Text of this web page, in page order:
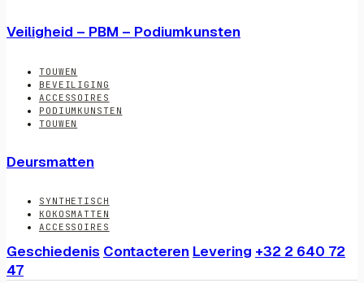
Veiligheid – PBM – Podiumkunsten
TOUWEN
BEVEILIGING
ACCESSOIRES
PODIUMKUNSTEN
TOUWEN
Deursmatten
SYNTHETISCH
KOKOSMATTEN
ACCESSOIRES
Geschiedenis Contacteren Levering +32 2 640 72
47